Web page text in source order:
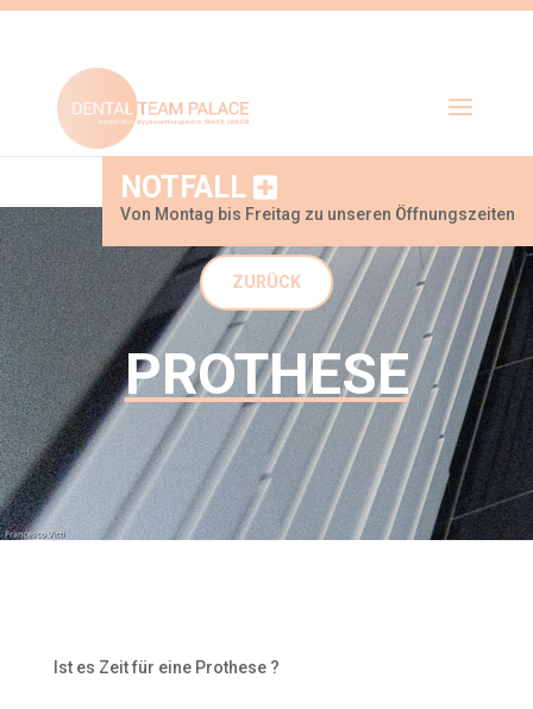
NOTFALL
Von Montag bis Freitag zu unseren Öffnungszeiten
ZURÜCK
PROTHESE
Ist es Zeit für eine Prothese ?